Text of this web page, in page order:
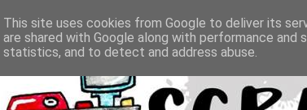
This site uses cookies from Google to deliver its
are shared with Google along with performance
statistics, and to detect and address abuse.